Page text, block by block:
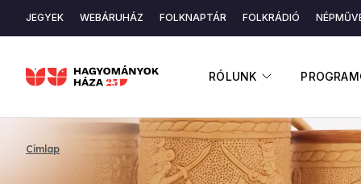
tartalomra
RÓLUNK ALMENÜ
Másodlagos
JEGYEK WEBÁRUHÁZ FOLKNAPTÁR FOLKRÁDIÓ
Címlap